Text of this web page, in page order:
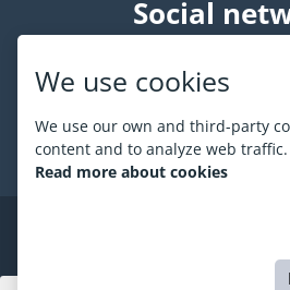
We use cookies
We use our own and third-party
content and to analyze web traffic.
Read more about cookies
Social
About ESPORT